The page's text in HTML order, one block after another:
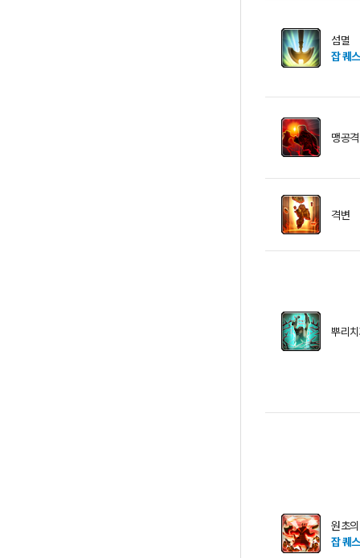
섬멸
잡 퀘
맹공격
격변
뿌리
원초
잡 퀘